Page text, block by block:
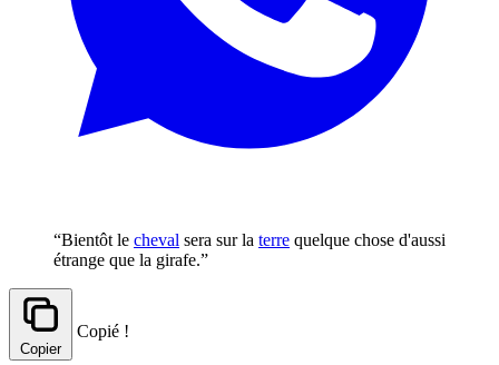
“Bientôt le cheval sera sur la terre quelque chose d'aussi
étrange que la girafe.”
Copier
Copié !